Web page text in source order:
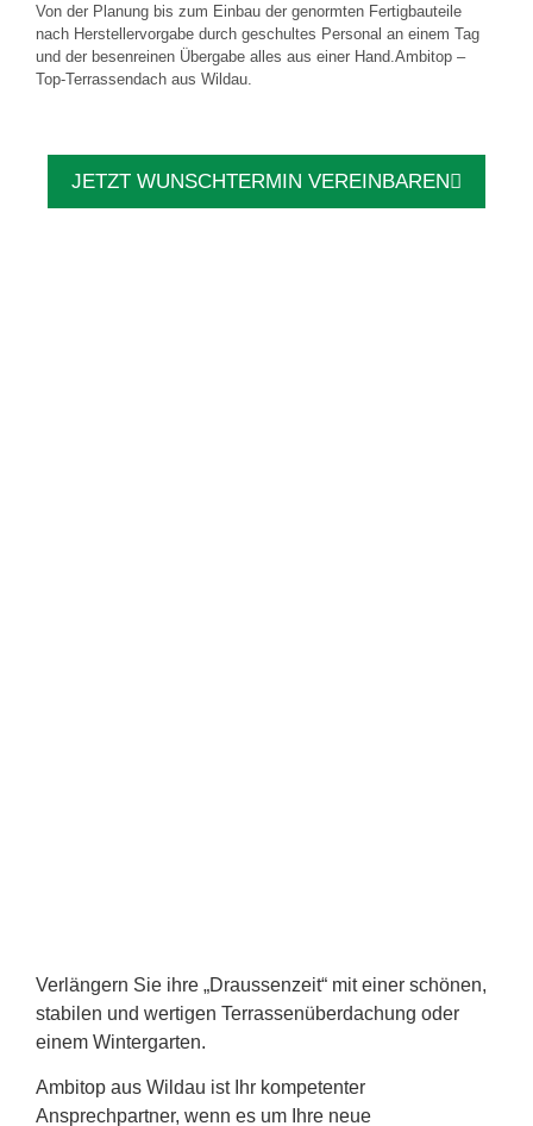
Von der Planung bis zum Einbau der genormten Fertigbauteile
nach Herstellervorgabe durch geschultes Personal an einem Tag
und der besenreinen Übergabe alles aus einer Hand.Ambitop –
Top-Terrassendach aus Wildau.
JETZT WUNSCHTERMIN VEREINBAREN
Verlängern Sie ihre „Draussenzeit“ mit einer schönen,
stabilen und wertigen Terrassenüberdachung oder
einem Wintergarten.
Ambitop aus Wildau ist Ihr kompetenter
Ansprechpartner, wenn es um Ihre neue